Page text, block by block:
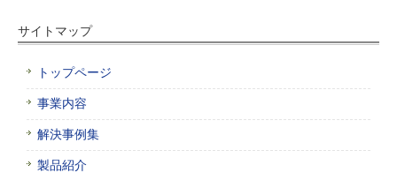
サイトマップ
トップページ
事業内容
解決事例集
製品紹介